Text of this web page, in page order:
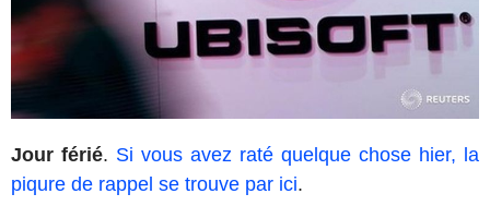
Jour férié. Si vous avez raté quelque chose hier, la
piqure de rappel se trouve par ici.